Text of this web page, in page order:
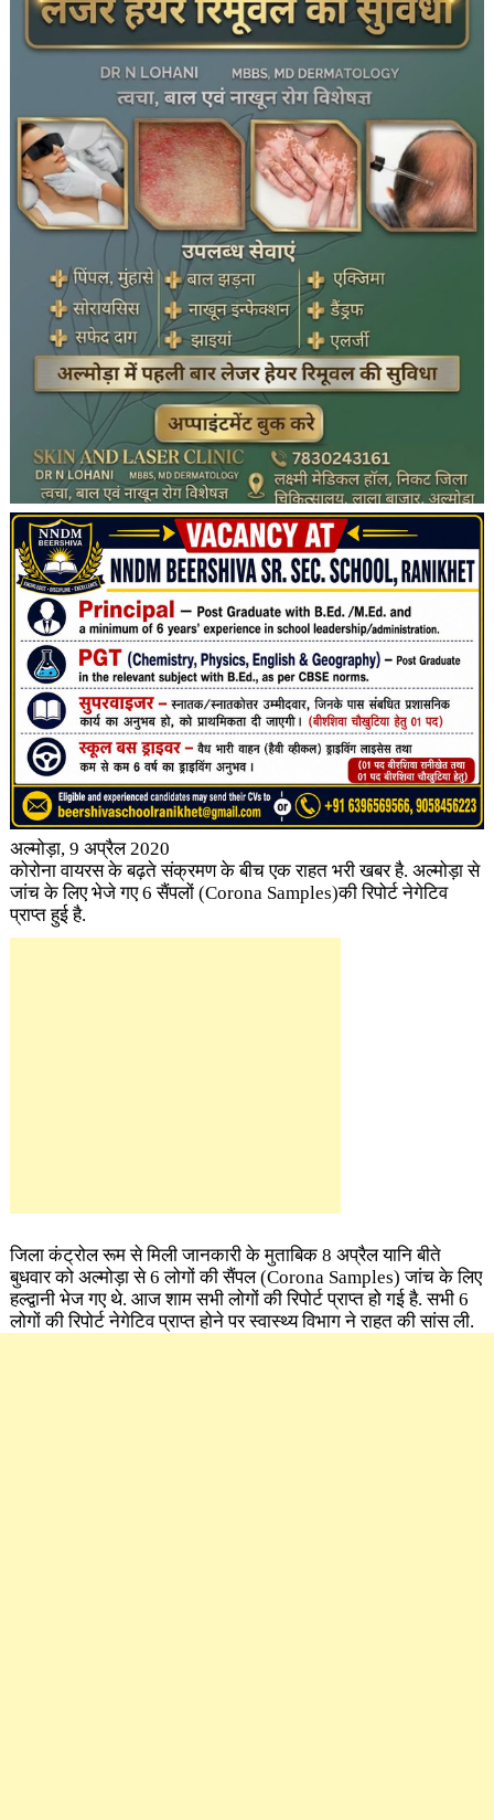
अल्मोड़ा, 9 अप्रैल 2020
कोरोना वायरस के बढ़ते संक्रमण के ​बीच एक राहत भरी खबर है. अल्मोड़ा से
जांच के लिए भेजे गए 6 सैंपलों (Corona Samples)की रिपोर्ट ​नेगेटिव
प्राप्त हुई है.
जिला कंट्रोल रूम से मिली जानकारी के मुताबिक 8 अप्रैल यानि बीते
बुधवार को अल्मोड़ा से 6 लोगों की सैंपल (Corona Samples) जांच के लिए
हल्द्वानी भेज गए थे. आज शाम सभी लोगों की रिपोर्ट प्राप्त हो गई है. सभी 6
लोगों की रिपोर्ट नेगेटिव प्राप्त होने पर स्वास्थ्य विभाग ने राहत की सांस ली.